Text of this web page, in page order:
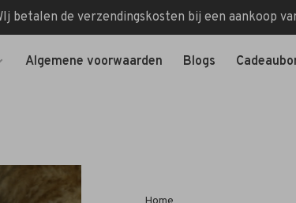
betalen de verzendingskosten bij een aankoop
Algemene voorwaarden Blogs